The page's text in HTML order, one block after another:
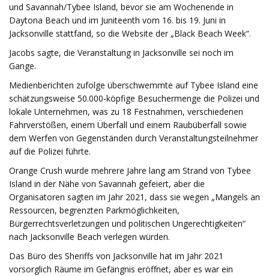
und Savannah/Tybee Island, bevor sie am Wochenende in
Daytona Beach und im Juniteenth vom 16. bis 19. Juni in
Jacksonville stattfand, so die Website der „Black Beach Week“.
Jacobs sagte, die Veranstaltung in Jacksonville sei noch im
Gange.
Medienberichten zufolge überschwemmte auf Tybee Island eine
schätzungsweise 50.000-köpfige Besuchermenge die Polizei und
lokale Unternehmen, was zu 18 Festnahmen, verschiedenen
Fahrverstößen, einem Überfall und einem Raubüberfall sowie
dem Werfen von Gegenständen durch Veranstaltungsteilnehmer
auf die Polizei führte.
Orange Crush wurde mehrere Jahre lang am Strand von Tybee
Island in der Nähe von Savannah gefeiert, aber die
Organisatoren sagten im Jahr 2021, dass sie wegen „Mangels an
Ressourcen, begrenzten Parkmöglichkeiten,
Bürgerrechtsverletzungen und politischen Ungerechtigkeiten“
nach Jacksonville Beach verlegen würden.
Das Büro des Sheriffs von Jacksonville hat im Jahr 2021
vorsorglich Räume im Gefängnis eröffnet, aber es war ein